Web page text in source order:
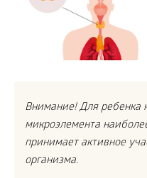
Внимание! Для ребенка
микроэлемента
принимает активное
организма.